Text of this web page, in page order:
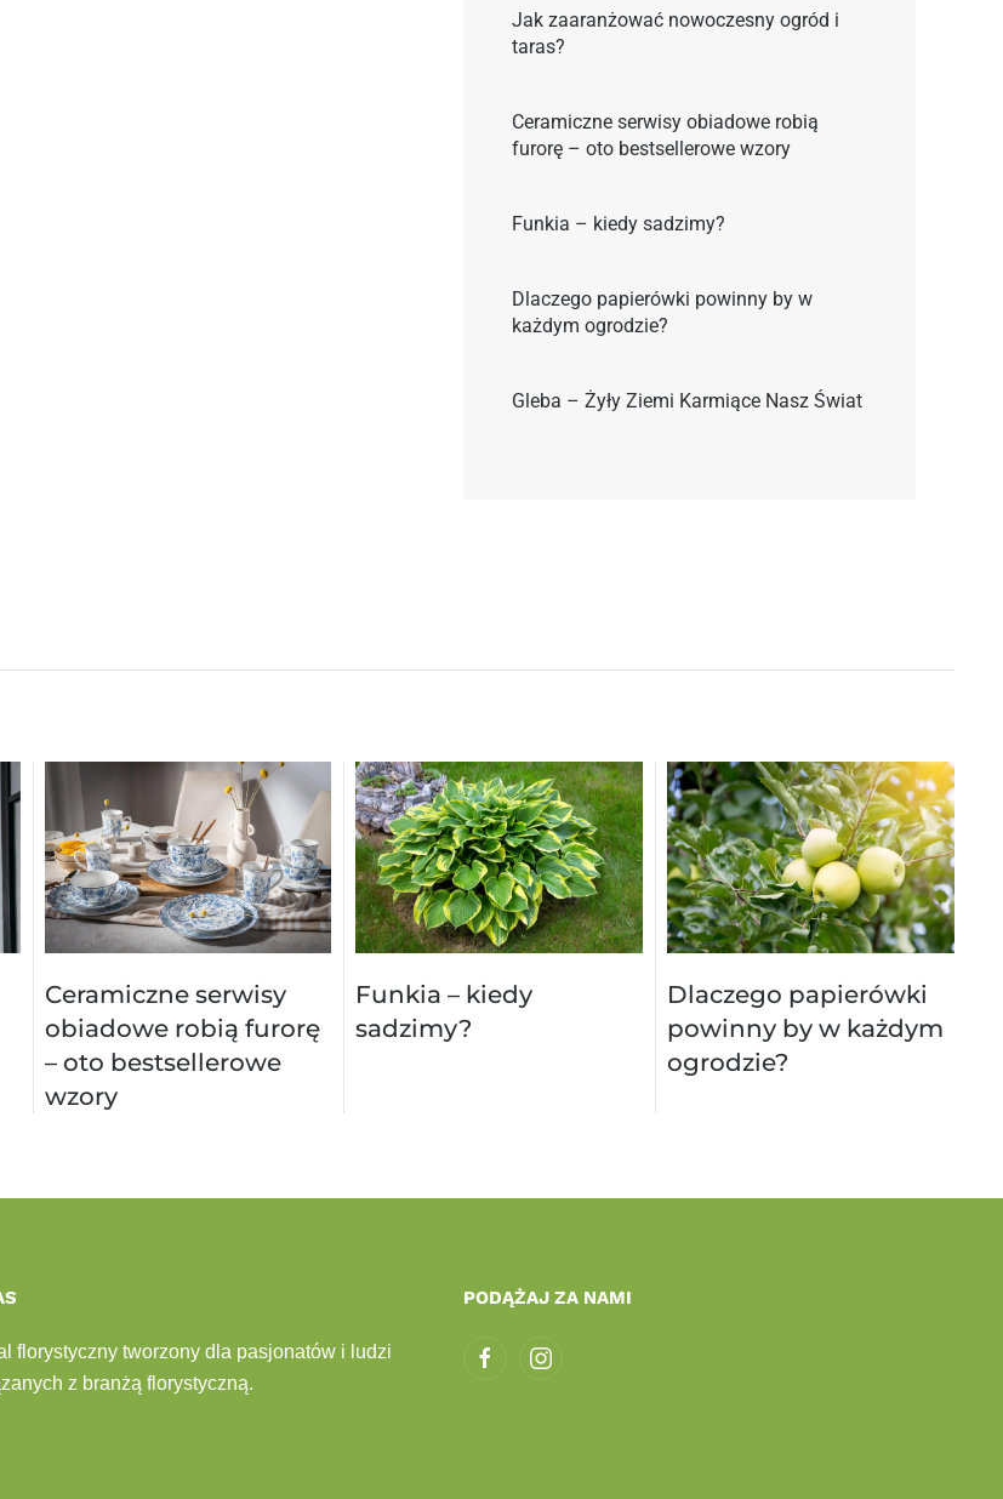
Jak zaaranżować nowoczesny ogród i
taras?
Ceramiczne serwisy obiadowe robią
furorę – oto bestsellerowe wzory
Funkia – kiedy sadzimy?
Dlaczego papierówki powinny by w
każdym ogrodzie?
Gleba – Żyły Ziemi Karmiące Nasz Świat
Ceramiczne serwisy
obiadowe robią furorę
– oto bestsellerowe
wzory
Funkia – kiedy
sadzimy?
Dlaczego papierówki
powinny by w każdym
ogrodzie?
florystyczny tworzony dla pasjonatów i ludzi
z branżą florystyczną.
PODĄŻAJ ZA NAMI